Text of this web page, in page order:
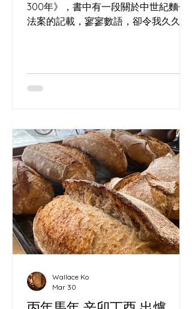
300年》，書中有一段關於中世紀麵包
法案的記載，寥寥數語，卻令我久久難
Wallace Ko
Mar 30